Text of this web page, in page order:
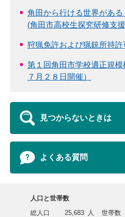
角田から行ける世界がある
(角田市高校生探究研修支
狩猟免許および猟銃所持
第１回角田市学校適正規
７月２８日開催）
見つからないときは
よくある質問
人口と世帯数
総人口
25,683 人 世帯数